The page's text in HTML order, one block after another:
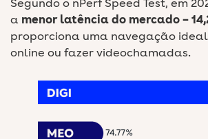
Segundo o nPerf Speed Test, em
a menor latência do mercado –
proporciona uma navegação
online ou fazer videochamadas.